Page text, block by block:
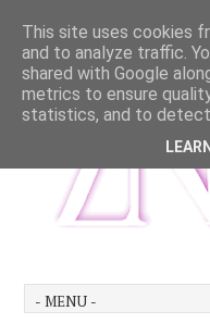
This site uses cookies
and to analyze traffic.
shared with Google
metrics to ensure
statistics, and to detect